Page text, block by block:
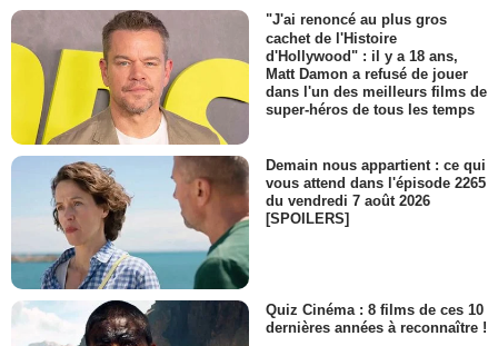
"J'ai renoncé au plus gros
cachet de l'Histoire
d'Hollywood" : il y a 18 ans,
Matt Damon a refusé de jouer
dans l'un des meilleurs films de
super-héros de tous les temps
Demain nous appartient : ce qui
vous attend dans l'épisode 2265
du vendredi 7 août 2026
[SPOILERS]
Quiz Cinéma : 8 films de ces 10
dernières années à reconnaître !